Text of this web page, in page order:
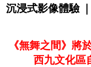
沉浸式影像體驗
《無舞之間》將
西九文化區